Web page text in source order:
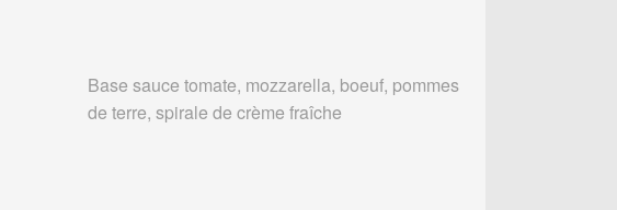
Base sauce tomate, mozzarella, boeuf, pommes
de terre, spirale de crème fraîche